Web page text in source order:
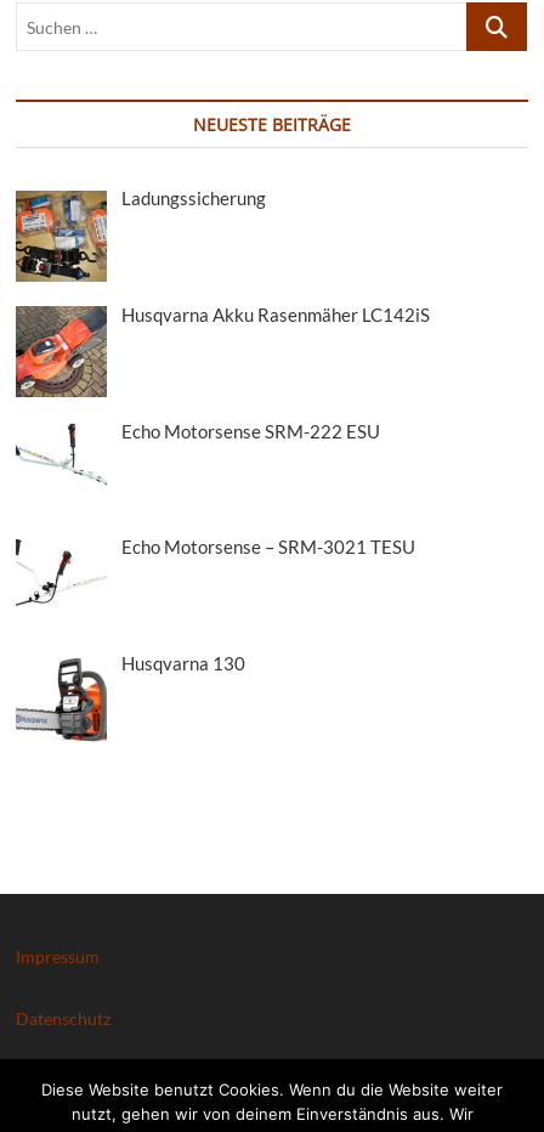
Suchen
NEUESTE BEITRÄGE
Ladungssicherung
Husqvarna Akku Rasenmäher LC142iS
Echo Motorsense SRM-222 ESU
Echo Motorsense – SRM-3021 TESU
Husqvarna 130
Impressum
Datenschutz
Kontakt
Diese Website benutzt Cookies. Wenn du die Website weiter
nutzt, gehen wir von deinem Einverständnis aus. Wir